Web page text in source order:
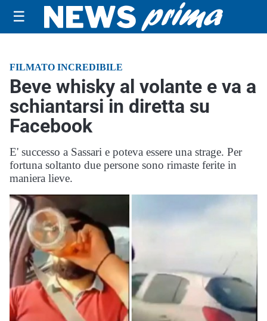
☰
FILMATO INCREDIBILE
Beve whisky al volante e va a
schiantarsi in diretta su
Facebook
E' successo a Sassari e poteva essere una strage. Per
fortuna soltanto due persone sono rimaste ferite in
maniera lieve.